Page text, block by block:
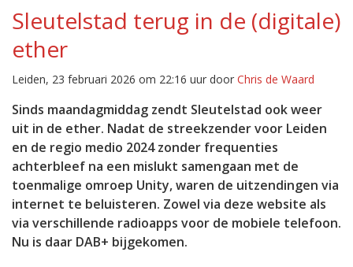
Sleutelstad terug in de (digitale)
ether
Leiden, 23 februari 2026 om 22:16 uur door Chris de Waard
Sinds maandagmiddag zendt Sleutelstad ook weer
uit in de ether. Nadat de streekzender voor Leiden
en de regio medio 2024 zonder frequenties
achterbleef na een mislukt samengaan met de
toenmalige omroep Unity, waren de uitzendingen via
internet te beluisteren. Zowel via deze website als
via verschillende radioapps voor de mobiele telefoon.
Nu is daar DAB+ bijgekomen.